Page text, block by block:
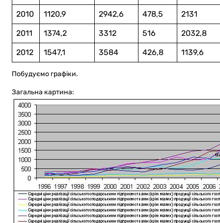
2010 1120,9 2942,6 478,5 2131
2011 1374,2 3312 516 2032,8
2012 1547,1 3584 426,8 1139,6
Побудуємо графіки.
Загальна картина: